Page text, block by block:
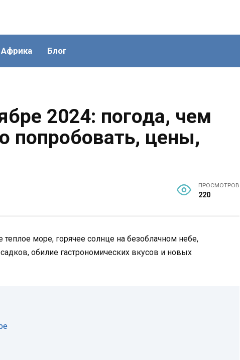
Африка Блог
2024: погода, чем
попробовать, цены,
ПРОСМОТРОВ
220
теплое море, горячее солнце на безоблачном небе,
обилие гастрономических вкусов и новых